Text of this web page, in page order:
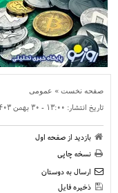
صفحه نخست » عمومی
تاریخ انتشار: ۱۳:۰۰ - ۳۰ بهمن ۱۴۰۳
بازدید از صفحه اول
نسخه چاپی
ارسال به دوستان
ذخیره فایل